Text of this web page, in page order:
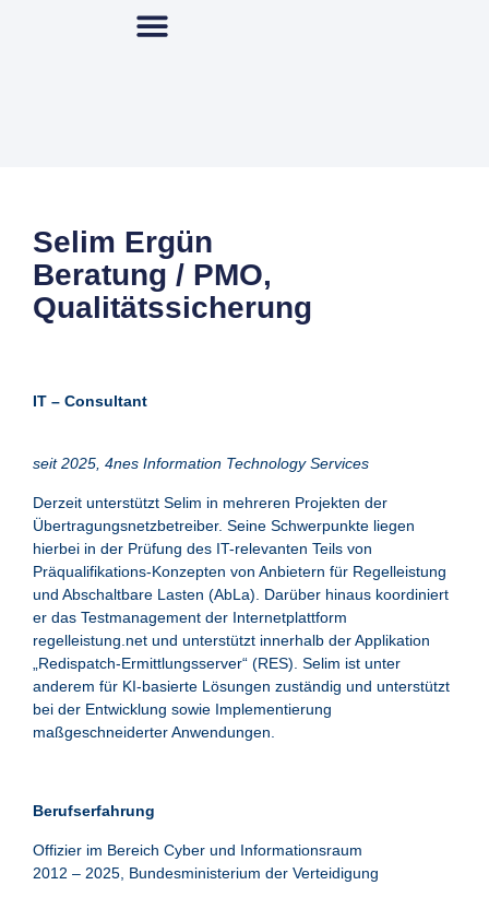
Selim Ergün
Beratung / PMO,
Qualitätssicherung
IT – Consultant
seit 2025, 4nes Information Technology Services
Derzeit unterstützt Selim in mehreren Projekten der
Übertragungsnetzbetreiber. Seine Schwerpunkte liegen
hierbei in der Prüfung des IT-relevanten Teils von
Präqualifikations-Konzepten von Anbietern für Regelleistung
und Abschaltbare Lasten (AbLa). Darüber hinaus koordiniert
er das Testmanagement der Internetplattform
regelleistung.net und unterstützt innerhalb der Applikation
„Redispatch-Ermittlungsserver“ (RES). Selim ist unter
anderem für KI-basierte Lösungen zuständig und unterstützt
bei der Entwicklung sowie Implementierung
maßgeschneiderter Anwendungen.
Berufserfahrung
Offizier im Bereich Cyber und Informationsraum
2012 – 2025, Bundesministerium der Verteidigung